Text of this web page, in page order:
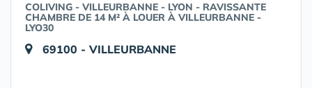
COLIVING - VILLEURBANNE - LYON - RAVISSANTE
CHAMBRE DE 14 M² À LOUER À VILLEURBANNE -
LYO30
69100 - VILLEURBANNE